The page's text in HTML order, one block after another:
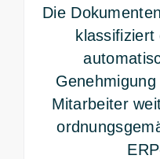
Die
klassifiziert
Mitarbeiter